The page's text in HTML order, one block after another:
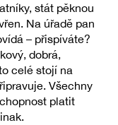
stát pěknou
Na úřadě pan
– přispíváte?
dobrá,
celé stojí na
Všechny
platit